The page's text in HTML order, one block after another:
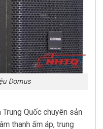
Domus
Quốc chuyên sản
thanh ấm áp, trung